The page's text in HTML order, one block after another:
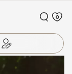
0